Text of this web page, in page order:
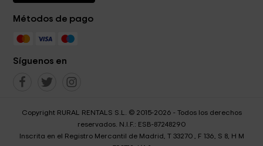
Métodos de pago
Síguenos en
Copyright RURAL RENTALS S.L. © 2015-2026 - Todos los derechos
reservados. N.I.F.: ESB-87248290
Inscrita en el Registro Mercantil de Madrid, T 33270 , F 136, S 8, H M